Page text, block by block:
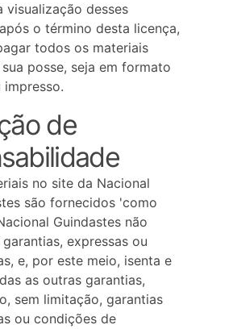
visualização desses
o término desta licença,
todos os materiais
posse, seja em formato
de
no site da Nacional
são fornecidos 'como
Guindastes não
expressas ou
e, por este meio, isenta e
as outras garantias,
sem limitação, garantias
ou condições de